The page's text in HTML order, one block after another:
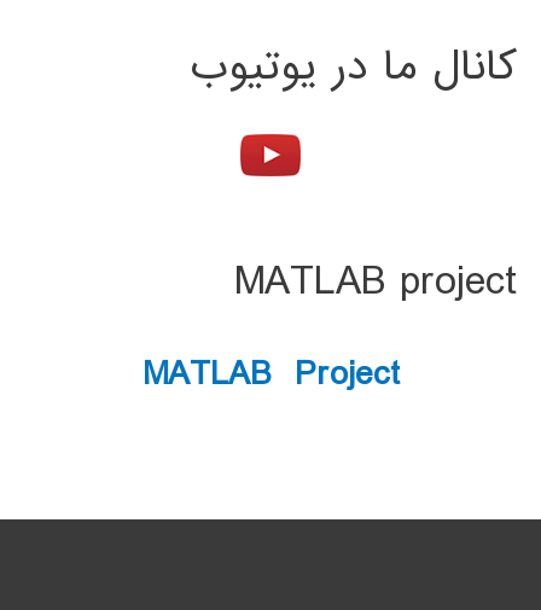
کانال ما در یوتیوب
MATLAB project
MATLAB Project